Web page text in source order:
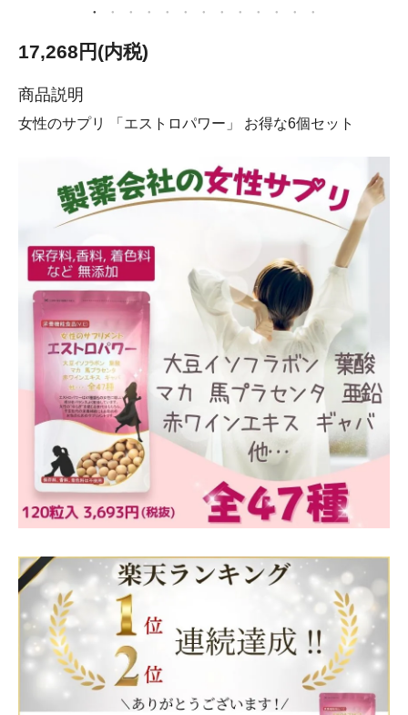
17,268円(内税)
商品説明
女性のサプリ 「エストロパワー」 お得な6個セット